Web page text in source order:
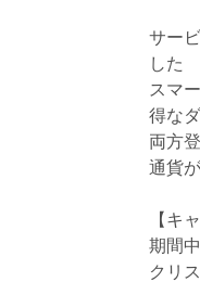
サー
した
スマ
得な
両方
通貨
【キ
期間
クリ